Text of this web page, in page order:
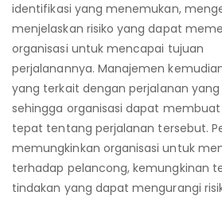
identifikasi yang menemukan,
menjelaskan risiko yang dapat
organisasi untuk mencapai tujuan
perjalanannya. Manajemen
yang terkait dengan perjalanan
sehingga organisasi dapat
tepat tentang perjalanan tersebut.
memungkinkan organisasi untuk
terhadap pelancong, kemungkinan
tindakan yang dapat mengurangi